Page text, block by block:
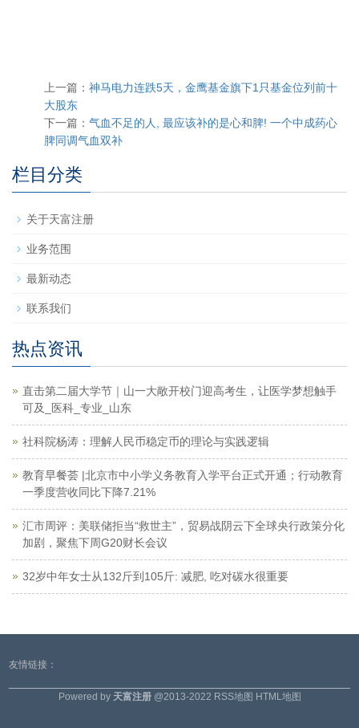
上一篇： 神马电力连跌5天，金鹰基金旗下1只基金位列前十
大股东
下一篇： 气血不足的人, 最应该补的是心和脾! 一个中成药心
脾同调气血双补
栏目分类
关于天富注册
业务范围
最新动态
联系我们
热点资讯
直击第二届大学节｜山一大敞开校门迎高考生，让医学梦想触手
可及_医科_专业_山东
社科院杨涛：理解人民币稳定币的理论与实践逻辑
教育早餐荟 |北京市中小学义务教育入学平台正式开通；行动教育
一季度营收同比下降7.21%
汇市周评：美联储拒当“救世主”，贸易战阴云下全球央行政策分化
加剧，聚焦下周G20财长会议
32岁中年女士从132斤到105斤: 减肥, 吃对碳水很重要
友情链接：
Powered by 天富注册@2013-2022 RSS地图 HTML地图